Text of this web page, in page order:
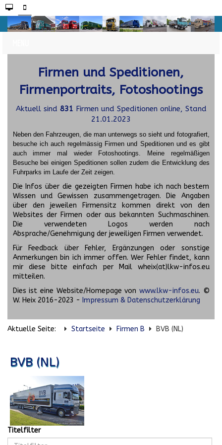
Firmen und Speditionen,
Firmenportraits, Fotoshootings
Aktuell sind 831 Firmen und Speditionen online, Stand
21.01.2023
Neben den Fahrzeugen, die man unterwegs so sieht und fotografiert,
besuche ich auch regelmässig Firmen und Speditionen und es gibt
auch immer mal wieder Fotoshootings.
Meine regelmäßigen
Besuche bei einigen Speditionen sollen zudem die Entwicklung des
Fuhrparks im Laufe der Zeit zeigen.
Die Infos über die gezeigten Firmen habe ich nach bestem
Wissen und Gewissen zusammengetragen. Die Angaben
über den jeweilen Firmensitz kommen direkt von den
Websites der Firmen oder aus bekannten Suchmaschinen.
Die verwendeten Logos werden nach
Absprache/Genehmigung der jeweiligen Firmen verwendet.
Für Feedback über Fehler, Ergänzungen oder sonstige
Anmerkungen bin ich immer offen. Wer Fehler findet, kann
mir diese bitte einfach per Mail wheix(at)lkw-infos.eu
mitteilen.
Dies ist eine Website/Homepage von www.lkw-infos.eu. ©
W. Heix 2016-2023 - Impressum & Datenschutzerklärung
Aktuelle Seite: Startseite Firmen B BVB (NL)
BVB (NL)
Titelfilter